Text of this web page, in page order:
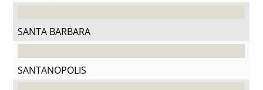
SANTA BARBARA
SANTANOPOLIS